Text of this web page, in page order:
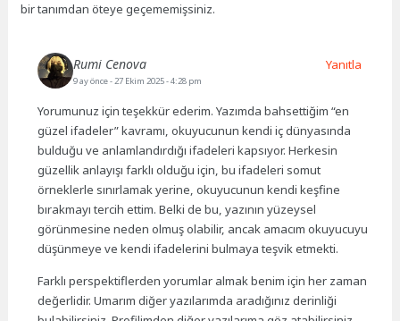
bir tanımdan öteye geçememişsiniz.
Rumi Cenova
9 ay önce- 27 Ekim 2025 - 4:28 pm
Yorumunuz için teşekkür ederim. Yazımda bahsettiğim “en
güzel ifadeler” kavramı, okuyucunun kendi iç dünyasında
bulduğu ve anlamlandırdığı ifadeleri kapsıyor. Herkesin
güzellik anlayışı farklı olduğu için, bu ifadeleri somut
örneklerle sınırlamak yerine, okuyucunun kendi keşfine
bırakmayı tercih ettim. Belki de bu, yazının yüzeysel
görünmesine neden olmuş olabilir, ancak amacım okuyucuyu
düşünmeye ve kendi ifadelerini bulmaya teşvik etmekti.
Farklı perspektiflerden yorumlar almak benim için her zaman
değerlidir. Umarım diğer yazılarımda aradığınız derinliği
Yanıtla